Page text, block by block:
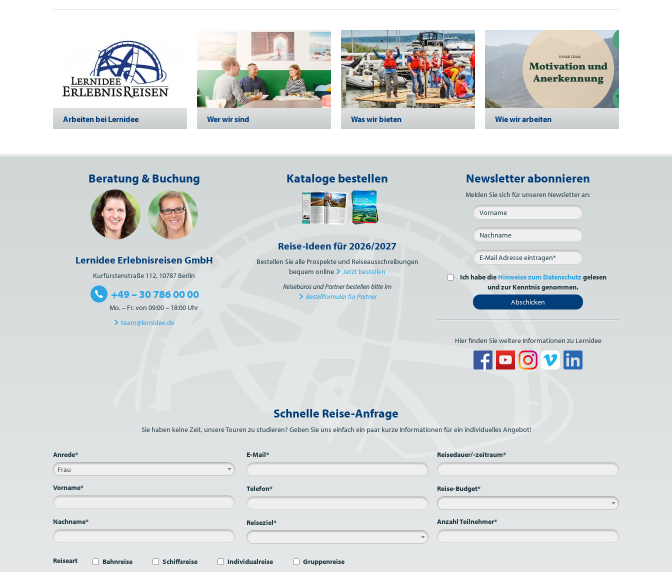
Arbeiten bei Lernidee Wer wir sind Was wir bieten Wie wir arbeiten
Beratung & Buchung
Lernidee Erlebnisreisen GmbH
Kurfürstenstraße 112, 10787 Berlin
+49 – 30 786 00 00
Mo. – Fr. von 09:00 – 18:00 Uhr
team@lernidee.de
Kataloge bestellen
Reise-Ideen für 2026/2027
Bestellen Sie alle Prospekte und Reiseausschreibungen
bequem online
Jetzt bestellen
Reisebüros und Partner bestellen bitte im
Bestellformular für Partner
Bitte nicht ausfüllen.
Newsletter abonnieren
Melden Sie sich für unseren Newsletter an:
Ich habe die Hinweise zum Datenschutzgelesen
und zur Kenntnis genommen.
Abschicken
Hier finden Sie weitere Informationen zu Lernidee
Schnelle Reise-Anfrage
Sie haben keine Zeit, unsere Touren zu studieren? Geben Sie uns einfach ein paar kurze Informationen für ein individuelles Angebot!
Anrede*
Frau
Vorname*
Nachname*
E-Mail*
Telefon*
Reiseziel*
Reisedauer/-zeitraum*
Reise-Budget*
Anzahl Teilnehmer*
Reiseart Bahnreise Schiffsreise Individualreise
Gruppenreise